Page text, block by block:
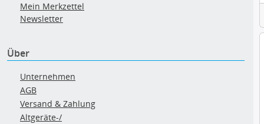
Mein Merkzettel
Newsletter
Über
Unternehmen
AGB
Versand & Zahlung
Altgeräte-/